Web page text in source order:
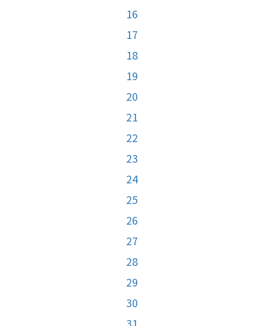
16
17
18
19
20
21
22
23
24
25
26
27
28
29
30